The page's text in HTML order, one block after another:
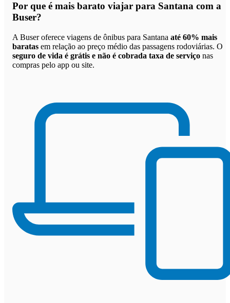
Por que é mais barato viajar para Santana com a
Buser?
A Buser oferece viagens de ônibus para Santana até 60% mais
baratas em relação ao preço médio das passagens rodoviárias. O
seguro de vida é grátis e não é cobrada taxa de serviço nas
compras pelo app ou site.